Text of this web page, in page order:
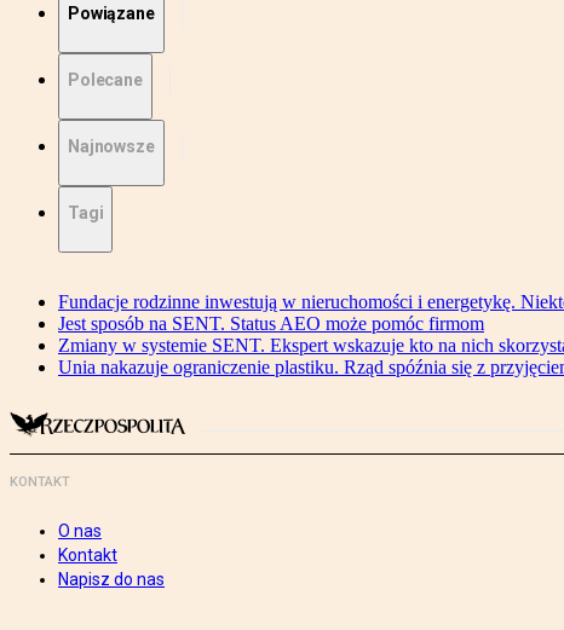
Powiązane
Polecane
Najnowsze
Tagi
Fundacje rodzinne inwestują w nieruchomości i energetykę.
Jest sposób na SENT. Status AEO może pomóc firmom
Zmiany w systemie SENT. Ekspert wskazuje kto na nich
Unia nakazuje ograniczenie plastiku. Rząd spóźnia się z
KONTAKT
O nas
Kontakt
Napisz do nas